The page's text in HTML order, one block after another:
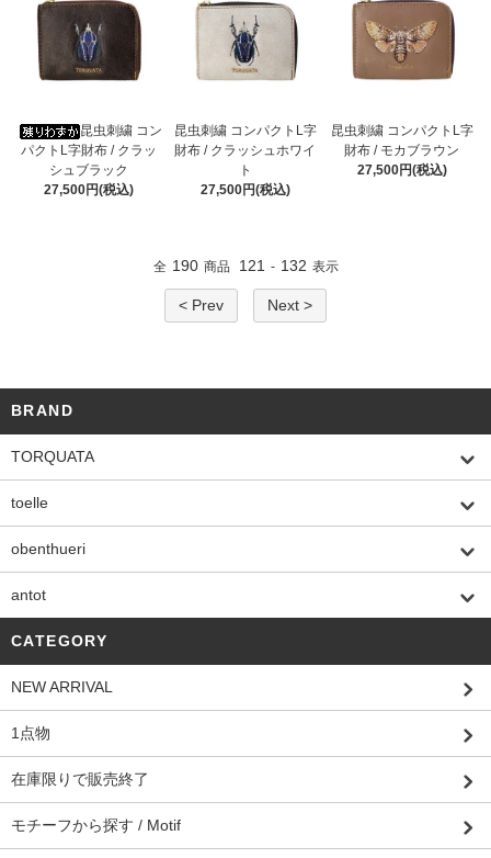
昆虫刺繍 コン
パクトL字財布 / クラッ
シュブラック
27,500円(税込)
昆虫刺繍 コンパクトL字
財布 / クラッシュホワイ
ト
27,500円(税込)
昆虫刺繍 コンパクトL字
財布 / モカブラウン
27,500円(税込)
全 190 商品 121 - 132 表示
< Prev Next >
BRAND
TORQUATA
toelle
obenthueri
antot
CATEGORY
NEW ARRIVAL
1点物
在庫限りで販売終了
モチーフから探す / Motif